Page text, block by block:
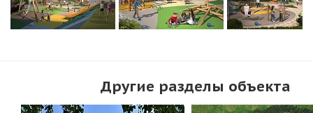
Другие разделы объекта